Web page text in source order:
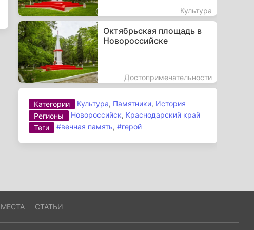
Культура
Октябрьская площадь в
Новороссийске
Достопримечательности
Категории Культура, Памятники, История
Регионы
Новороссийск, Краснодарский край
Теги
#вечная память,#герой
МЕСТА СТАТЬИ